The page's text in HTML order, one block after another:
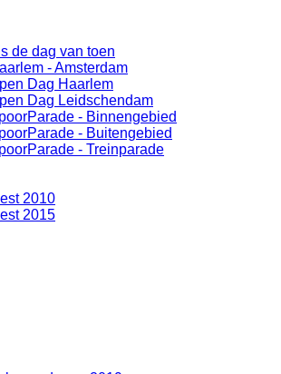
de dag van toen
- Amsterdam
Dag Haarlem
Dag Leidschendam
- Binnengebied
- Buitengebied
- Treinparade
2010
2015